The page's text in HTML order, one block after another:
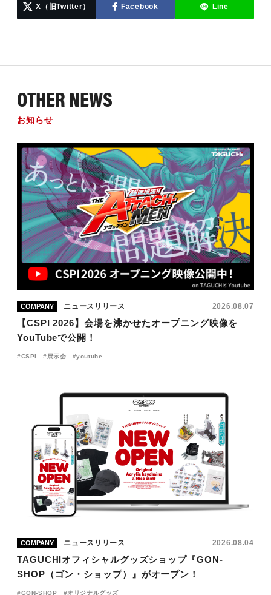
X（旧Twitter） Facebook Line
OTHER NEWS
お知らせ
COMPANY ニュースリリース 2026.08.07
【CSPI 2026】会場を沸かせたオープニング映像を
YouTubeで公開！
CSPI 展示会 youtube
COMPANY ニュースリリース 2026.08.04
TAGUCHIオフィシャルグッズショップ『GON-
SHOP（ゴン・ショップ）』がオープン！
GON-SHOP オリジナルグッズ